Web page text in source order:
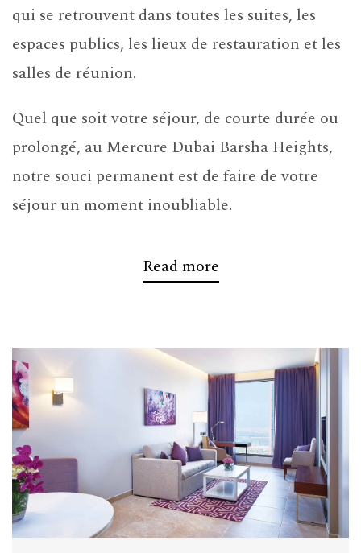
qui se retrouvent dans toutes les suites, les
espaces publics, les lieux de restauration et les
salles de réunion.
Quel que soit votre séjour, de courte durée ou
prolongé, au Mercure Dubai Barsha Heights,
notre souci permanent est de faire de votre
séjour un moment inoubliable.
Cet hôtel bénéficie également d’un
d’Internet City, de Media City et de Knowledge
Village, en face de la station de métro Dubai
Internet City.
Particularités de l’hôtel
Cet hôtel compte 408 suites entièrement
neuves, un salon dans le hall, un café, un bar
Read more